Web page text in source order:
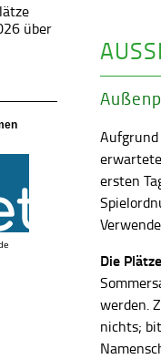
über
Aufgrund
ersten
Die Plätze
werden.
nichts;